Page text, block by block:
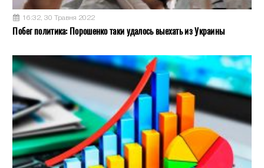
16:32, 30 Травня 2022
Побег политика: Порошенко таки удалось выехать из Украины